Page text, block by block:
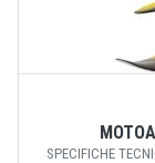
SPECIFICHE